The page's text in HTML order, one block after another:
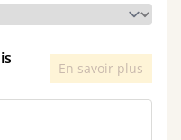
En savoir plus